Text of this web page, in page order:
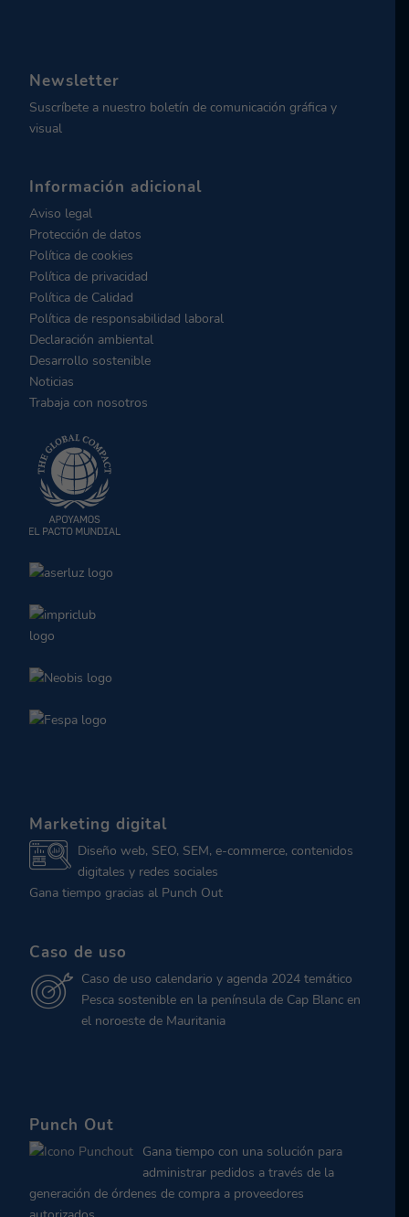
Newsletter
Suscríbete a nuestro boletín de comunicación gráfica y
visual
Información adicional
Aviso legal
Protección de datos
Política de cookies
Política de privacidad
Política de Calidad
Política de responsabilidad laboral
Declaración ambiental
Desarrollo sostenible
Noticias
Trabaja con nosotros
Marketing digital
Diseño web, SEO, SEM, e-commerce, contenidos
digitales y redes sociales
Gana tiempo gracias al Punch Out
Caso de uso
Caso de uso calendario y agenda 2024 temático
Pesca sostenible en la península de Cap Blanc en
el noroeste de Mauritania
Punch Out
Gana tiempo con una solución para
administrar pedidos a través de la
generación de órdenes de compra a proveedores